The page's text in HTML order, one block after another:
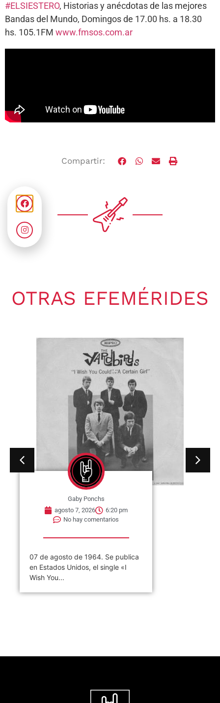
#ELSIESTERO, Historias y anécdotas de las mejores
Bandas del Mundo, Domingos de 17.00 hs. a 18.30
hs. 105.1FM www.fmsos.com.ar
Compartir:
OTRAS EFEMÉRIDES
Gaby Ponchs
agosto 7, 2026
6:20 pm
No hay comentarios
07 de agosto de 1964. Se publica
en Estados Unidos, el single «I
Wish You...